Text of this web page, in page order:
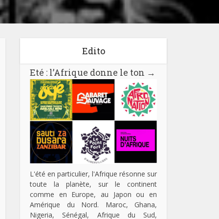
Edito
Eté : l’Afrique donne le ton →
L'été en particulier, l'Afrique résonne sur
toute la planète, sur le continent
comme en Europe, au Japon ou en
Amérique du Nord. Maroc, Ghana,
Nigeria, Sénégal, Afrique du Sud,